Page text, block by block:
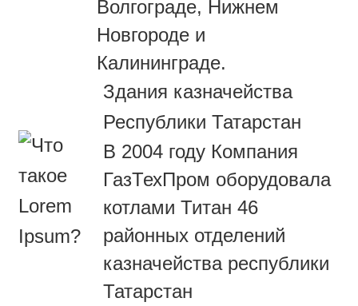
Волгограде, Нижнем
Новгороде и
Калининграде.
Здания казначейства
Республики Татарстан
В 2004 году Компания
ГазТехПром оборудовала
котлами Титан 46
районных отделений
казначейства республики
Татарстан